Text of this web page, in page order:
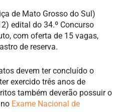
de Mato Grosso do Sul)
edital do 34.º Concurso
com oferta de 15 vagas,
de reserva.
devem ter concluído o
exercido três anos de
também deverão possuir o
Exame Nacional de